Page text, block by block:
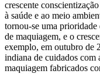
crescente
à saúde e ao meio
tornou-se uma
de maquiagem, e o
exemplo, em outubro de
indiana de cuidados com
maquiagem fabricados